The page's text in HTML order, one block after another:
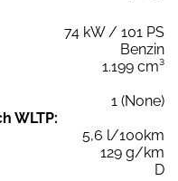
74 kW / 101 PS
Benzin
1.199 cm³
1 (None)
WLTP:
5,6 l/100km
129 g/km
D